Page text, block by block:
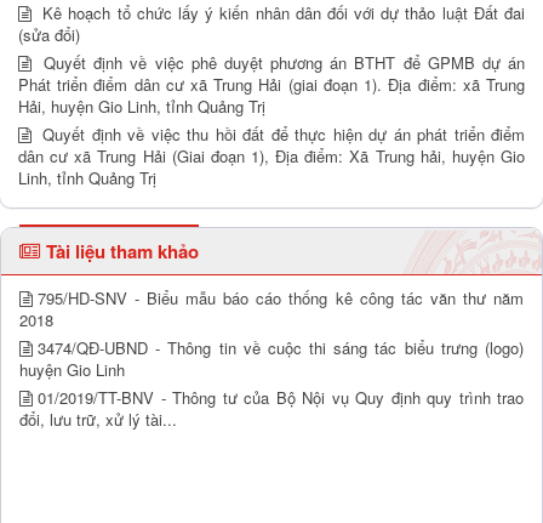
Kê hoạch tổ chức lấy ý kiến nhân dân đối với dự thảo luật Đất đai
(sửa đổi)
Quyết định về việc phê duyệt phương án BTHT để GPMB dự án
Phát triển điểm dân cư xã Trung Hải (giai đoạn 1). Địa điểm: xã Trung
Hải, huyện Gio Linh, tỉnh Quảng Trị
Quyết định về việc thu hồi đất để thực hiện dự án phát triển điểm
dân cư xã Trung Hải (Giai đoạn 1), Địa điểm: Xã Trung hải, huyện Gio
Linh, tỉnh Quảng Trị
Tài liệu tham khảo
795/HD-SNV - Biểu mẫu báo cáo thống kê công tác văn thư năm
2018
3474/QĐ-UBND - Thông tin về cuộc thi sáng tác biểu trưng (logo)
huyện Gio Linh
01/2019/TT-BNV - Thông tư của Bộ Nội vụ Quy định quy trình trao
đổi, lưu trữ, xử lý tài...